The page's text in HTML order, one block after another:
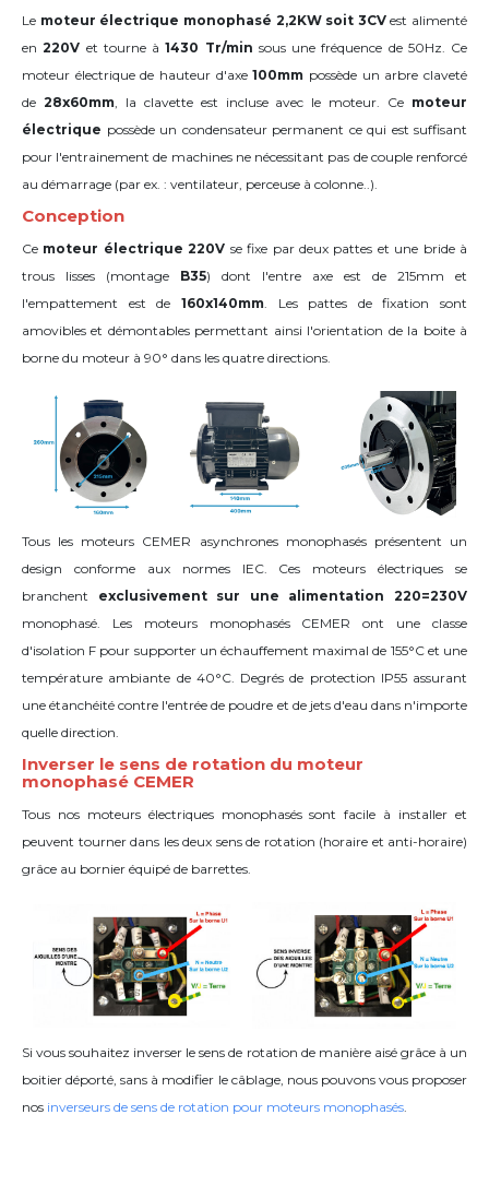
Le moteur électrique monophasé 2,2KW soit 3CVest alimenté
en220V et tourne à1430 Tr/min sous une fréquence de 50Hz. Ce
moteur électrique de hauteur d'axe100mm possède un arbre claveté
de 28x60mm, la clavette est incluse avec le moteur. Ce moteur
électrique possède un condensateur permanent ce qui est suffisant
pour l'entrainement de machines ne nécessitant pas de couple renforcé
au démarrage (par ex. : ventilateur, perceuse à colonne..).
Conception
Ce moteur électrique 220V se fixe par deux pattes et une bride à
trous lisses (montage B35) dont l'entre axe est de 215mm et
l'empattement est de 160x140mm. Les pattes de fixation sont
amovibles et démontables permettant ainsi l'orientation de la boite à
borne du moteur à 90° dans les quatre directions.
Tous les moteurs CEMER asynchrones monophasés présentent un
design conforme aux normes IEC. Ces moteurs électriques se
branchent exclusivement sur une alimentation 220=230V
monophasé. Les moteurs monophasés CEMER ont une classe
d'isolation F pour supporter un échauffement maximal de 155°C et une
température ambiante de 40°C. Degrés de protection IP55 assurant
une étanchéité contre l'entrée de poudre et de jets d'eau dans n'importe
quelle direction.
Inverser le sens de rotation du moteur
monophasé CEMER
Tous nos moteurs électriques monophasés sont facile à installer et
peuvent tourner dans les deux sens de rotation (horaire et anti-horaire)
grâce au bornier équipé de barrettes.
Si vous souhaitez inverser le sens de rotation de manière aisé grâce à un
boitier déporté, sans à modifier le câblage, nous pouvons vous proposer
nos inverseurs de sens de rotation pour moteurs monophasés.